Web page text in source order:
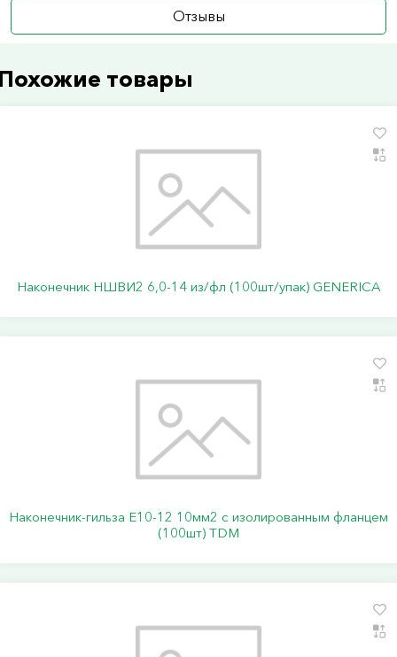
Отзывы
товары
Наконечник НШВИ2 6,0-14 из/фл (100шт/упак) GENERICA
Наконечник-гильза Е10-12 10мм2 с изолированным фланцем
(100шт) TDM